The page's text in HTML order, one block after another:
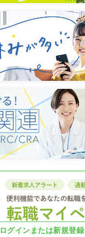
ログインまたは新規登録